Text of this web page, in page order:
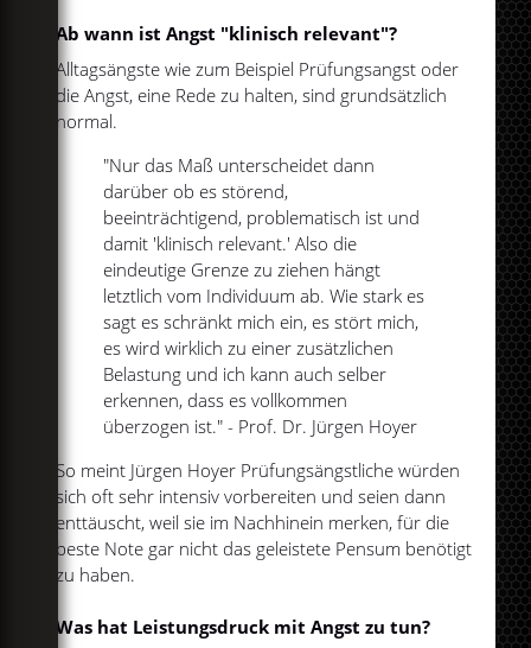
Ab wann ist Angst "klinisch relevant"?
Alltagsängste wie zum Beispiel Prüfungsangst oder
die Angst, eine Rede zu halten, sind grundsätzlich
normal.
"Nur das Maß unterscheidet dann
darüber ob es störend,
beeinträchtigend, problematisch ist und
damit 'klinisch relevant.' Also die
eindeutige Grenze zu ziehen hängt
letztlich vom Individuum ab. Wie stark es
sagt es schränkt mich ein, es stört mich,
es wird wirklich zu einer zusätzlichen
Belastung und ich kann auch selber
erkennen, dass es vollkommen
überzogen ist." - Prof. Dr. Jürgen Hoyer
So meint Jürgen Hoyer Prüfungsängstliche würden
sich oft sehr intensiv vorbereiten und seien dann
enttäuscht, weil sie im Nachhinein merken, für die
beste Note gar nicht das geleistete Pensum benötigt
zu haben.
Was hat Leistungsdruck mit Angst zu tun?